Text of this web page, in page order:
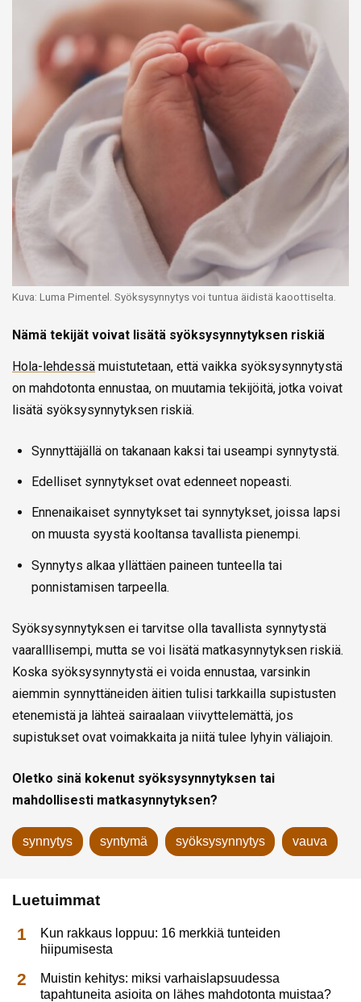
Kuva: Luma Pimentel. Syöksysynnytys voi tuntua äidistä kaoottiselta.
Nämä tekijät voivat lisätä syöksysynnytyksen riskiä
Hola-lehdessä muistutetaan, että vaikka syöksysynnytystä
on mahdotonta ennustaa, on muutamia tekijöitä, jotka voivat
lisätä syöksysynnytyksen riskiä.
Synnyttäjällä on takanaan kaksi tai useampi synnytystä.
Edelliset synnytykset ovat edenneet nopeasti.
Ennenaikaiset synnytykset tai synnytykset, joissa lapsi
on muusta syystä kooltansa tavallista pienempi.
Synnytys alkaa yllättäen paineen tunteella tai
ponnistamisen tarpeella.
Syöksysynnytyksen ei tarvitse olla tavallista synnytystä
vaaralllisempi, mutta se voi lisätä matkasynnytyksen riskiä.
Koska syöksysynnytystä ei voida ennustaa, varsinkin
aiemmin synnyttäneiden äitien tulisi tarkkailla supistusten
etenemistä ja lähteä sairaalaan viivyttelemättä, jos
supistukset ovat voimakkaita ja niitä tulee lyhyin väliajoin.
Oletko sinä kokenut syöksysynnytyksen tai
mahdollisesti matkasynnytyksen?
synnytys syntymä syöksysynnytys vauva
Luetuimmat
Kun rakkaus loppuu: 16 merkkiä tunteiden
hiipumisesta
Muistin kehitys: miksi varhaislapsuudessa
tapahtuneita asioita on lähes mahdotonta muistaa?